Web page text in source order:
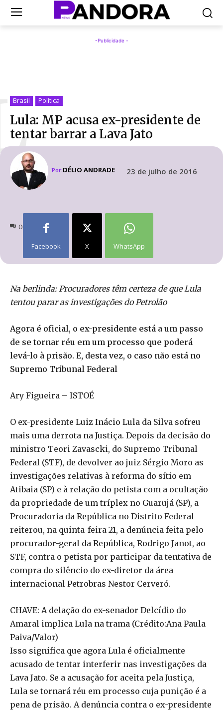
-Publicidade -
Brasil Política
Lula: MP acusa ex-presidente de
tentar barrar a Lava Jato
Por:DÉLIO ANDRADE 23 de julho de 2016
0
Facebook X WhatsApp
Na berlinda: Procuradores têm certeza de que Lula
tentou parar as investigações do Petrolão
Agora é oficial, o ex-presidente está a um passo
de se tornar réu em um processo que poderá
levá-lo à prisão. E, desta vez, o caso não está no
Supremo Tribunal Federal
Ary Figueira – ISTOÉ
O ex-presidente Luiz Inácio Lula da Silva sofreu
mais uma derrota na Justiça. Depois da decisão do
ministro Teori Zavascki, do Supremo Tribunal
Federal (STF), de devolver ao juiz Sérgio Moro as
investigações relativas à reforma do sítio em
Atibaia (SP) e à relação do petista com a ocultação
da propriedade de um tríplex no Guarujá (SP), a
Procuradoria da República no Distrito Federal
reiterou, na quinta-feira 21, a denúncia feita pelo
procurador-geral da República, Rodrigo Janot, ao
STF, contra o petista por participar da tentativa de
compra do silêncio do ex-diretor da área
internacional Petrobras Nestor Cerveró.
CHAVE: A delação do ex-senador Delcídio do
Amaral implica Lula na trama (Crédito:Ana Paula
Paiva/Valor)
Isso significa que agora Lula é oficialmente
acusado de tentar interferir nas investigações da
Lava Jato. Se a acusação for aceita pela Justiça,
Lula se tornará réu em processo cuja punição é a
pena de prisão. A denúncia contra o ex-presidente